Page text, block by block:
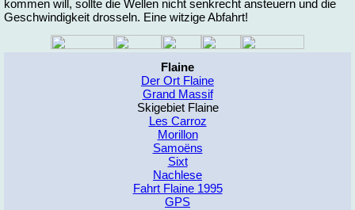
kom­men will, soll­te die Wel­len nicht senk­recht an­steu­ern und die
Ge­schwin­dig­keit dros­seln. Ei­ne wit­zi­ge Ab­fahrt!
Flaine
Der Ort Flaine
Grand Massif
Ski­ge­biet Flaine
Les Car­roz
Mo­ril­lon
Sa­moëns
Sixt
Nach­le­se
Fahrt Flaine 1995
GPS